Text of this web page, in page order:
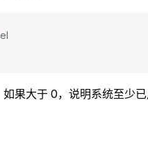
果大于 0，说明系统至少